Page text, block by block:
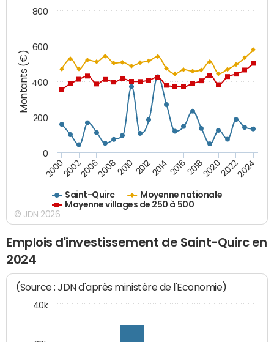
Montants (€)
Saint-Quirc
Moyenne nationale
Moyenne villages de 250 à 500
20002002200620082010 2012201420162018202020222024
0
200
400
600
800
© JDN 2026
Emplois d'investissement de Saint-Quirc en
2024
(Source : JDN d'après ministère de l'Economie)
40k